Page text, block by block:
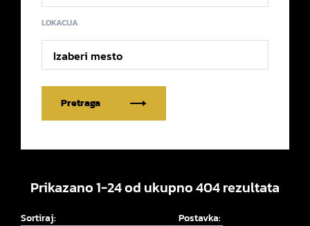
LOKACIJA
Izaberi mesto
Pretraga
Prikazano 1-24 od ukupno 404 rezultata
Postavka:
Sortiraj: